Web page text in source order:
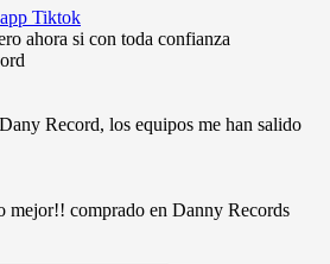
Tiktok
ahora si con toda confianza
Record, los equipos me han salido
mejor!! comprado en Danny Records